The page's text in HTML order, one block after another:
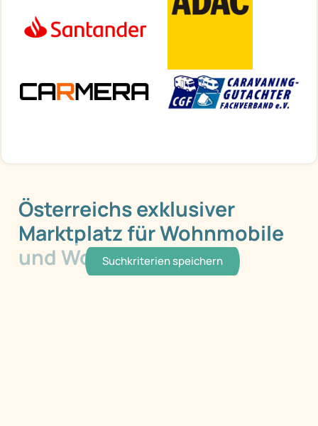
Suchkriterien speichern
Österreichs exklusiver
Marktplatz für Wohnmobile
und Wohnwagen